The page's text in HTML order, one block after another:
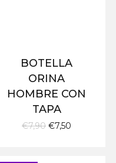
BOTELLA
ORINA
HOMBRE CON
TAPA
€7,90 El
€7,50